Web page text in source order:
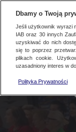
Tak
Dbamy o Twoją
Jeśli użytkownik wyrazi
IAB oraz 30innych
uzyskiwać do nich
się to poprzez
plikach cookie.
uzasadniony interes w
Polityka Prywatności